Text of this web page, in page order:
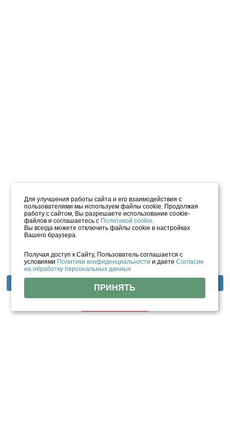
Для улучшения работы сайта и его взаимодействия с
пользователями мы используем файлы cookie. Продолжая
работу с сайтом, Вы разрешаете использование cookie-
файлов и соглашаетесь с Политикой cookie.
Вы всегда можете отключить файлы cookie в настройках
Вашего браузера.
Получая доступ к Сайту, Пользователь соглашается с
условиями Политики конфиденциальности и даетеСогласие
на обработку персональных данных
ПРИНЯТЬ